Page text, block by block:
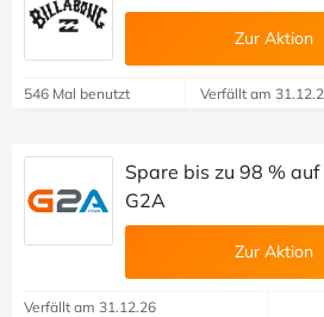
Zur Aktion
546 Mal benutzt Verfällt am
Spare bis zu 98 %
G2A
Zur Aktion
Verfällt am 31.12.26